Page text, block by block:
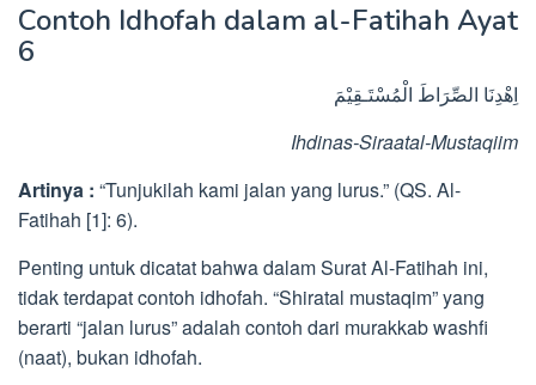
Contoh Idhofah dalam al-Fatihah Ayat
6
اِھْدِنَا الصِّرَاطَ الْمُسْتَـقِيْمَ
Ihdinas-Siraatal-Mustaqiim
Artinya : “Tunjukilah kami jalan yang lurus.” (QS. Al-
Fatihah [1]: 6).
Penting untuk dicatat bahwa dalam Surat Al-Fatihah ini,
tidak terdapat contoh idhofah. “Shiratal mustaqim” yang
berarti “jalan lurus” adalah contoh dari murakkab washfi
(naat), bukan idhofah.